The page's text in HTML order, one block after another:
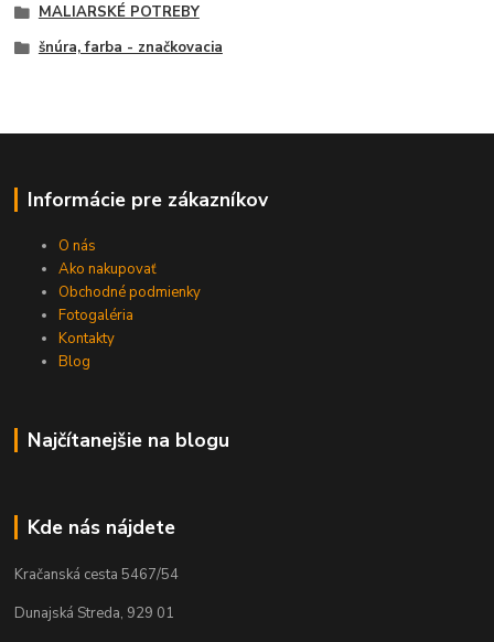
MALIARSKÉ POTREBY
šnúra, farba - značkovacia
Informácie pre zákazníkov
O nás
Ako nakupovať
Obchodné podmienky
Fotogaléria
Kontakty
Blog
Najčítanejšie na blogu
Kde nás nájdete
Kračanská cesta 5467/54
Dunajská Streda, 929 01